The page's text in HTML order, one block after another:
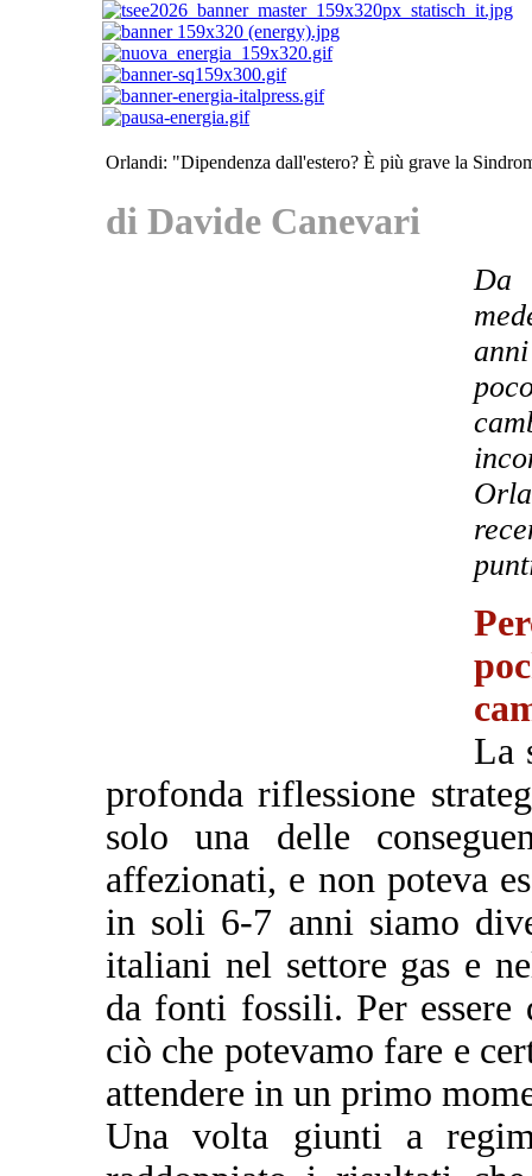
Orlandi: "Dipendenza dall'estero? È più grave la
di Davide Canevari
Da
La
profonda riflessione
solo una delle
affezionati, e non poteva
in soli 6-7 anni siamo
italiani nel settore gas e
da fonti fossili. Per
ciò che potevamo fare e
attendere in un primo
Una volta giunti a